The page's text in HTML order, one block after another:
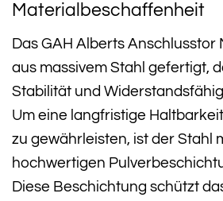
Materialbeschaffenheit
Das GAH Alberts Anschlusstor
aus massivem Stahl gefertigt,
Stabilität und
Um eine langfristige
zu gewährleisten, ist der Stahl
hochwertigen
Diese Beschichtung schützt